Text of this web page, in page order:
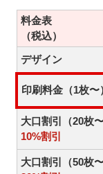
料金表
（税込）
デザイン
印刷料金（1枚〜
大口割引（20枚〜
10%割引
大口割引（50枚〜